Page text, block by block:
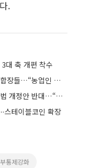
.
3대 축 개편 착수
농협법 개정 신중론 꺼낸 품목농협 조합장들…“농업인 의견수렴 먼저”
전국 농협 조합장 10명 중 9명은 농협법 개정안 반대…“개혁 필요성엔 공감, 일방 추진은 우려”
스테이블코인 확장
통제강화